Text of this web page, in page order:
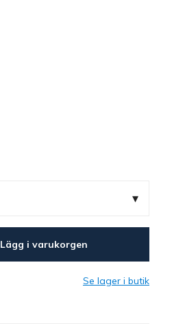
▾
Lägg i varukorgen
Se lager i butik